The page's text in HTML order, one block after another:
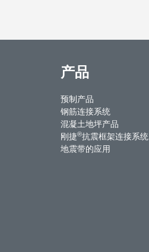
产品
预制产品
钢筋连接系统
混凝土地坪产品
刚捷®抗震框架连接系统
地震带的应用